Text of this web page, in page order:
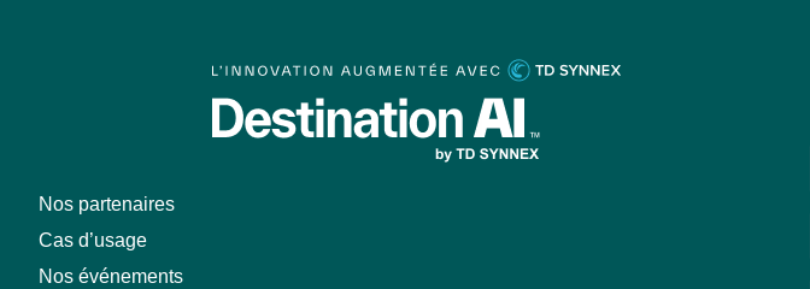
Nos partenaires
Cas d’usage
Nos événements